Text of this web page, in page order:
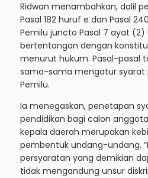
Ridwan menambahkan, dalil
Pasal 182 huruf e dan Pasal
Pemilu juncto Pasal 7 ayat (2)
bertentangan dengan
menurut hukum. Pasal-pasal
sama-sama mengatur syarat
Pemilu.
Ia menegaskan, penetapan
pendidikan bagi calon
kepala daerah merupakan
pembentuk undang-undang.
persyaratan yang demikian
tidak mengandung unsur